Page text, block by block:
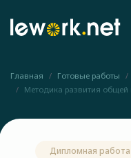
Главная Готовые работы
Методика развития
Дипломная работа